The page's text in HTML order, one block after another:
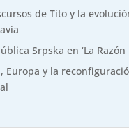
de Tito y la
Srpska en ‘La Razón
Europa y la